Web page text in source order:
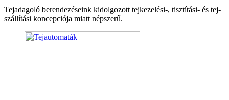
Tejadagoló berendezéseink kidolgozott tejkezelési-, tisztítási- és tej-
szállítási koncepciója miatt népszerű.